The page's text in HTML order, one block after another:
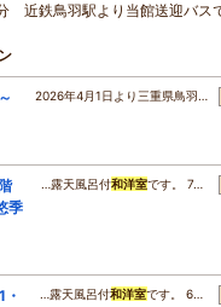
近鉄鳥羽駅より当館送迎バス
2026年4月1日より三重県鳥羽…
季
…露天風呂付和洋室です。 7…
…露天風呂付和洋室です。 6…